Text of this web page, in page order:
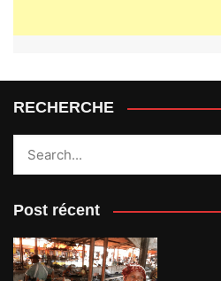
RECHERCHE
Post récent